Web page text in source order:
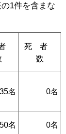
1件を含まな
死 者
数
名 0名
名 0名